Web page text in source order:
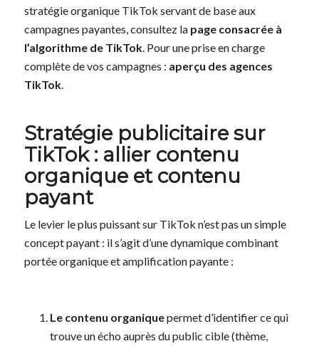
stratégie organique TikTok servant de base aux
campagnes payantes, consultez la page consacrée à
l’algorithme de TikTok. Pour une prise en charge
complète de vos campagnes : aperçu des agences
TikTok.
Stratégie publicitaire sur
TikTok : allier contenu
organique et contenu
payant
Le levier le plus puissant sur TikTok n’est pas un simple
concept payant : il s’agit d’une dynamique combinant
portée organique et amplification payante :
Le contenu organiquepermet d’identifier ce qui
trouve un écho auprès du public cible (thème,